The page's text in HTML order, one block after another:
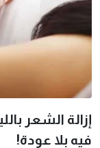
إزالة الشعر
فيه بلا عودة!